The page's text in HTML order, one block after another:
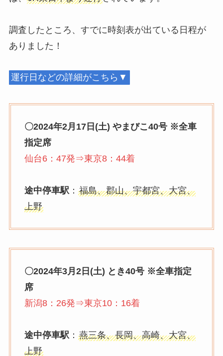
調査したところ、すでに時刻表が出ている日程が
ありました！
運行日などの詳細がこちら▼
〇2024年2月17日(土) やまびこ40号 ※全車
指定席
仙台6：47発⇒東京8：44着
途中停車駅： 福島、郡山、宇都宮、大宮、
上野
〇2024年3月2日(土) とき40号 ※全車指定
席
新潟8：26発⇒東京10：16着
途中停車駅 ： 燕三条、長岡、高崎、大宮、
上野